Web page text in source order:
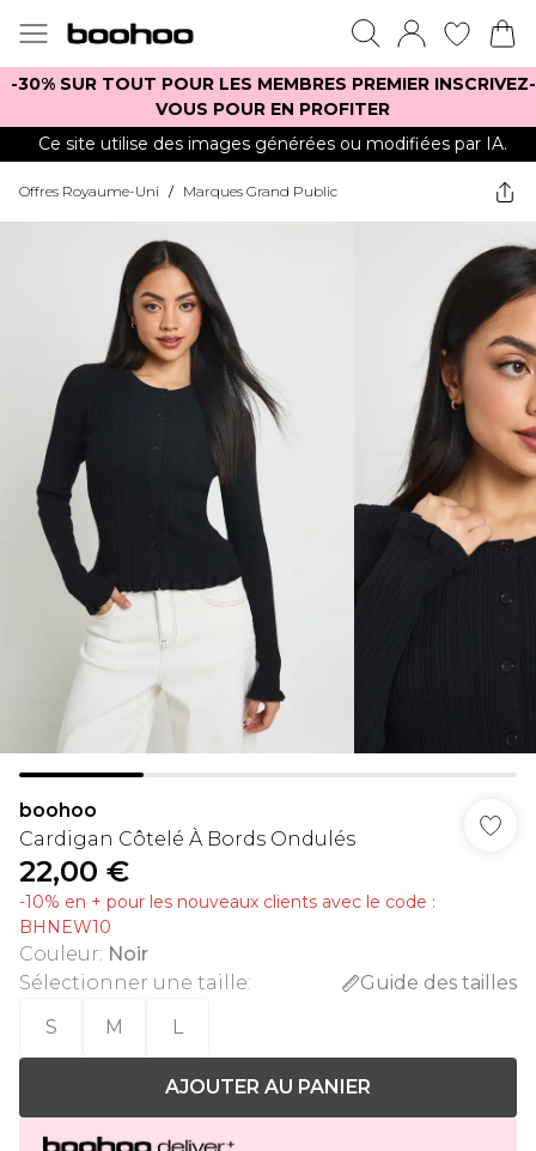
-30% SUR TOUT POUR LES MEMBRES PREMIER INSCRIVEZ-
VOUS POUR EN PROFITER
Ce site utilise des images générées ou modifiées par IA.
Offres Royaume-Uni / Marques Grand Public
boohoo
Cardigan Côtelé À Bords Ondulés
22,00 €
-10% en + pour les nouveaux clients avec le code :
BHNEW10
Couleur: Noir
Sélectionner une taille:
Guide des tailles
S
M L
AJOUTER AU PANIER